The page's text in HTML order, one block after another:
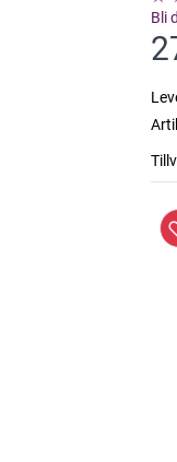
Bli